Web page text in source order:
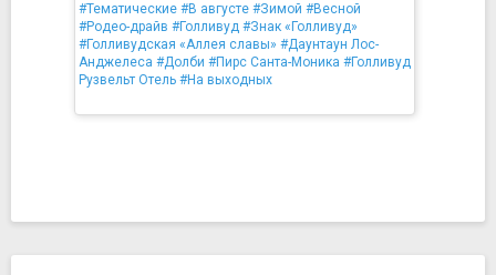
#Тематические #В августе #Зимой #Весной
#Родео-драйв #Голливуд #Знак «Голливуд»
#Голливудская «Аллея славы» #Даунтаун Лос-
Анджелеса #Долби #Пирс Санта-Моника #Голливуд
Рузвельт Отель #На выходных